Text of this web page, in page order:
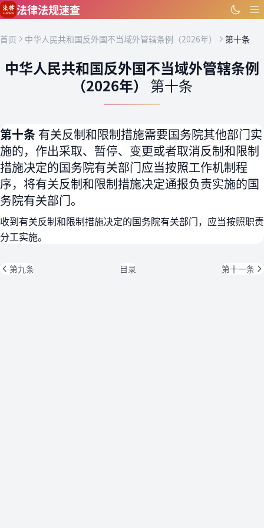
跳到主要内容
法律法规速查
首页 中华人民共和国反外国不当域外管辖条例（2026年） 第十条
中华人民共和国反外国不当域外管辖条例
（2026年） 第十条
第十条 有关反制和限制措施需要国务院其他部门实
施的，作出采取、暂停、变更或者取消反制和限制
措施决定的国务院有关部门应当按照工作机制程
序，将有关反制和限制措施决定通报负责实施的国
务院有关部门。
收到有关反制和限制措施决定的国务院有关部门，应当按照职责
分工实施。
第九条 目录 第十一条